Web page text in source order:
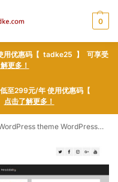
0
用优惠码【 tadke25 】 可享受
更多！
至299元/年 使用优惠码【
点击了解更多！
theme WordPress免费主题下载